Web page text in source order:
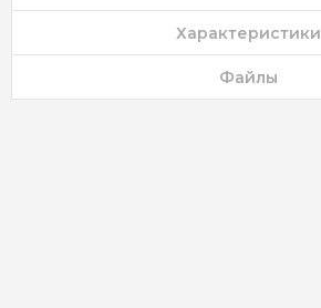
Характеристики
Файлы